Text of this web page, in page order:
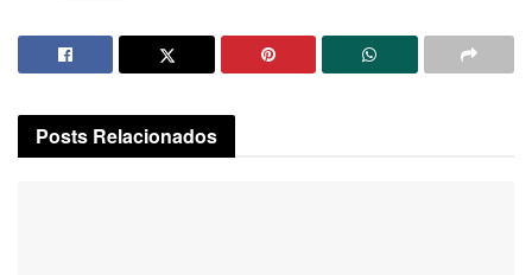
Posts Relacionados